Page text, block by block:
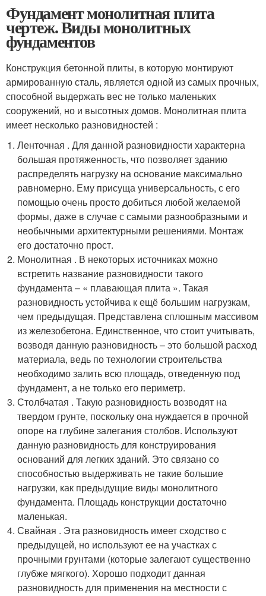
Фундамент монолитная плита
чертеж. Виды монолитных
фундаментов
Конструкция бетонной плиты, в которую монтируют
армированную сталь, является одной из самых прочных,
способной выдержать вес не только маленьких
сооружений, но и высотных домов. Монолитная плита
имеет несколько разновидностей :
Ленточная . Для данной разновидности характерна
большая протяженность, что позволяет зданию
распределять нагрузку на основание максимально
равномерно. Ему присуща универсальность, с его
помощью очень просто добиться любой желаемой
формы, даже в случае с самыми разнообразными и
необычными архитектурными решениями. Монтаж
его достаточно прост.
Монолитная . В некоторых источниках можно
встретить название разновидности такого
фундамента – « плавающая плита ». Такая
разновидность устойчива к ещё большим нагрузкам,
чем предыдущая. Представлена сплошным массивом
из железобетона. Единственное, что стоит учитывать,
возводя данную разновидность – это большой расход
материала, ведь по технологии строительства
необходимо залить всю площадь, отведенную под
фундамент, а не только его периметр.
Столбчатая . Такую разновидность возводят на
твердом грунте, поскольку она нуждается в прочной
опоре на глубине залегания столбов. Используют
данную разновидность для конструирования
оснований для легких зданий. Это связано со
способностью выдерживать не такие большие
нагрузки, как предыдущие виды монолитного
фундамента. Площадь конструкции достаточно
маленькая.
Свайная . Эта разновидность имеет сходство с
предыдущей, но используют ее на участках с
прочными грунтами (которые залегают существенно
глубже мягкого). Хорошо подходит данная
разновидность для применения на местности с